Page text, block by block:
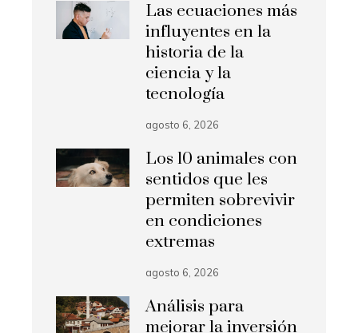
Las ecuaciones más
influyentes en la
historia de la
ciencia y la
tecnología
agosto 6, 2026
Los 10 animales con
sentidos que les
permiten sobrevivir
en condiciones
extremas
agosto 6, 2026
Análisis para
mejorar la inversión